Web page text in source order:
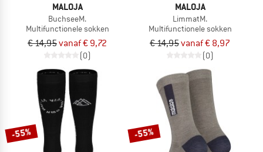
MALOJA
BuchseeM.
Multifunctionele sokken
€ 14,95vanaf € 9,72
(0)
MALOJA
LimmatM.
Multifunctionele sokken
€ 14,95vanaf € 8,97
(0)
-55% -55%